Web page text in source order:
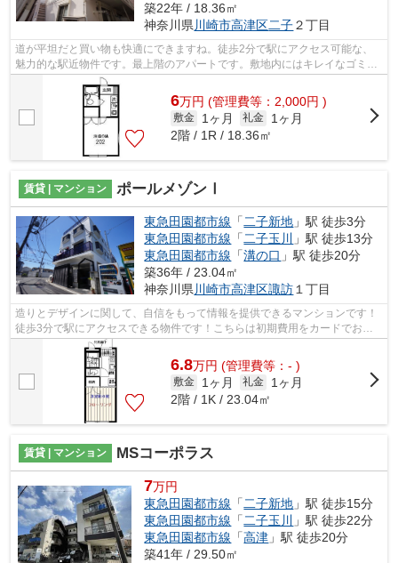
築22年 / 18.36㎡
神奈川県川崎市高津区二子２丁目
道が平坦だと買い物も快適にできますね。徒歩2分で駅にアクセス可能な、
魅力的な駅近物件です。最上階のアパートです。敷地内にはキレイなゴミ捨
て場も設けられています。ココ東急田園...
6万円 (管理費等：2,000円 )
敷金 1ヶ月 礼金
1ヶ月
2階 / 1R / 18.36㎡
賃貸 | マンション ポールメゾンⅠ
東急田園都市線 「 二子新地 」駅 徒歩3分
東急田園都市線 「 二子玉川
」駅 徒歩13分
東急田園都市線 「溝の口 」駅 徒歩20分
築36年 / 23.04㎡
神奈川県 川崎市高津区諏訪 １丁目
造りとデザインに関して、自信をもって情報を提供できるマンションです！
徒歩3分で駅にアクセスできる物件です！こちらは初期費用をカードでお支
払いいただける物件です！近くに駅が2...
6.8万円 (管理費等：- )
敷金 1ヶ月 礼金
1ヶ月
2階 / 1K / 23.04㎡
賃貸 | マンション MSコーポラス
7万円
東急田園都市線 「 二子新地 」駅 徒歩15分
東急田園都市線 「 二子玉川
」駅 徒歩22分
東急田園都市線 「高津 」駅 徒歩20分
築41年 / 29.50㎡